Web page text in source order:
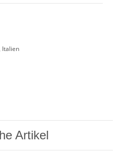
Italien
Artikel